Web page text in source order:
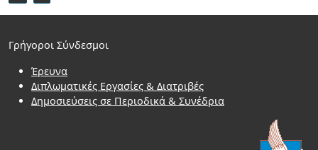
Γρήγοροι Σύνδεσμοι
Έρευνα
Διπλωματικές Εργασίες & Διατριβές
Δημοσιεύσεις σε Περιοδικά & Συνέδρια